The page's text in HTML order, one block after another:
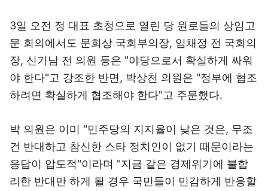
3일 오전 정 대표 초청으로 열린 당 원로들의 상임고
문 회의에서도 문희상 국회부의장, 임채정 전 국회의
장, 신기남 전 의원 등은 "야당으로서 확실하게 싸워
야 한다"고 강조한 반면, 박상천 의원은 "정부에 협조
하려면 확실하게 협조해야 한다"고 주문했다.
박 의원은 이미 "민주당의 지지율이 낮은 것은, 무조
건 반대하고 참신한 스타 정치인이 없기 때문이라는
응답이 압도적"이라며 "지금 같은 경제위기에 불합
리한 반대만 하게 될 경우 국민들이 민감하게 반응할